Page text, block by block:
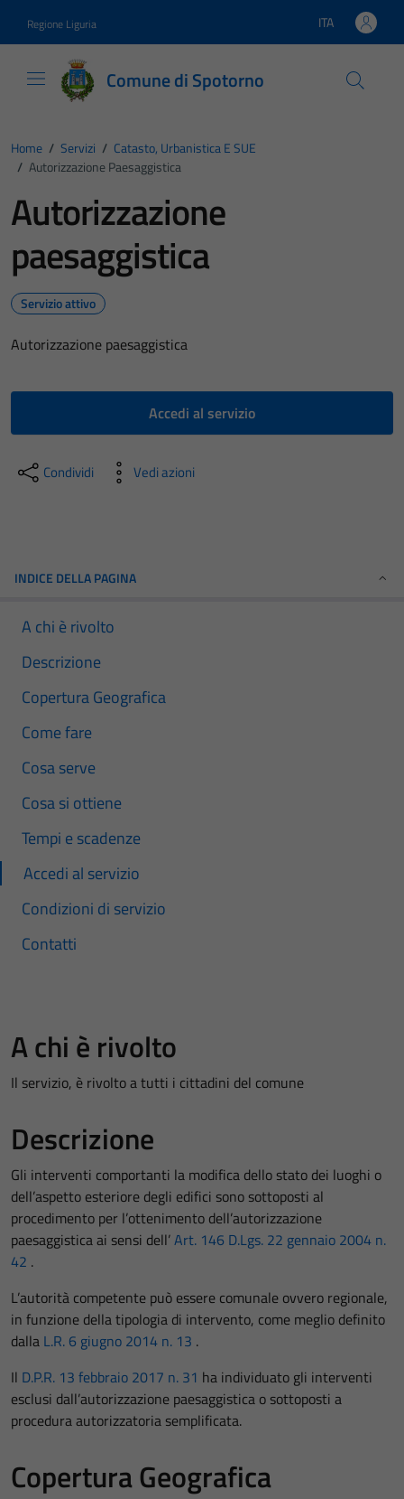
Regione Liguria Lingua attiva:
ITA
Comune di Spotorno
Home / Servizi / Catasto, Urbanistica E SUE
/ Autorizzazione Paesaggistica
Autorizzazione
paesaggistica
Servizio attivo
Autorizzazione paesaggistica
Accedi al servizio
Condividi Vedi azioni
INDICE DELLA PAGINA
A chi è rivolto
Descrizione
Copertura Geografica
Come fare
Cosa serve
Cosa si ottiene
Tempi e scadenze
Accedi al servizio
Condizioni di servizio
Contatti
A chi è rivolto
Il servizio, è rivolto a tutti i cittadini del comune
Descrizione
Gli interventi comportanti la modifica dello stato dei luoghi o
dell’aspetto esteriore degli edifici sono sottoposti al
procedimento per l’ottenimento dell’autorizzazione
paesaggistica ai sensi dell’Art. 146 D.Lgs. 22 gennaio 2004 n.
42 .
L’autorità competente può essere comunale ovvero regionale,
in funzione della tipologia di intervento, come meglio definito
dalla L.R. 6 giugno 2014 n. 13 .
Il D.P.R. 13 febbraio 2017 n. 31 ha individuato gli interventi
esclusi dall’autorizzazione paesaggistica o sottoposti a
procedura autorizzatoria semplificata.
Copertura Geografica